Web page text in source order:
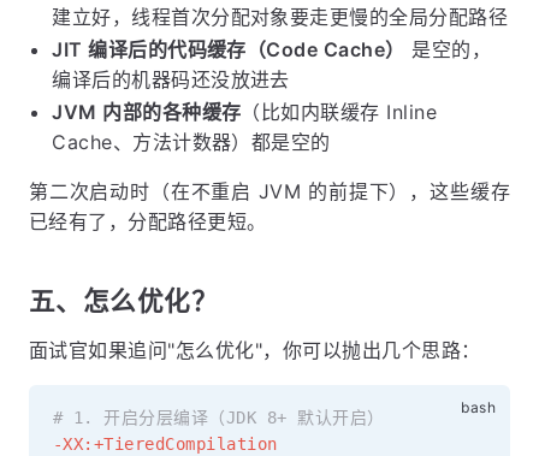
建立好，线程首次分配对象要走更慢的全局分配路径
JIT 编译后的代码缓存（Code Cache）
是空的，
编译后的机器码还没放进去
JVM 内部的各种缓存 （比如内联缓存 Inline
Cache、方法计数器）都是空的
第二次启动时（在不重启 JVM 的前提下），这些缓存
已经有了，分配路径更短。
五、怎么优化？
面试官如果追问"怎么优化"，你可以抛出几个思路：
# 1. 开启分层编译（JDK 8+ 默认开启）
-XX:+TieredCompilation